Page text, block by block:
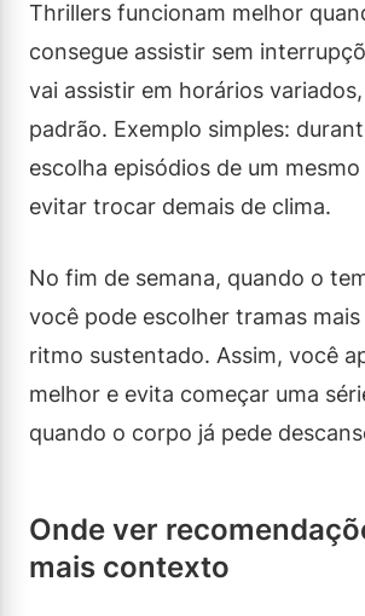
Thrillers funcionam melhor
consegue assistir sem
vai assistir em horários
padrão. Exemplo simples:
escolha episódios de um
evitar trocar demais de clima.
No fim de semana, quando o
você pode escolher tramas
ritmo sustentado. Assim, você
melhor e evita começar uma
quando o corpo já pede
Onde ver
mais contexto